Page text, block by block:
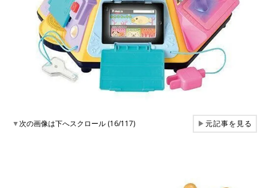
▼次の画像は下へスクロール (16/117) ▶元記事を見る